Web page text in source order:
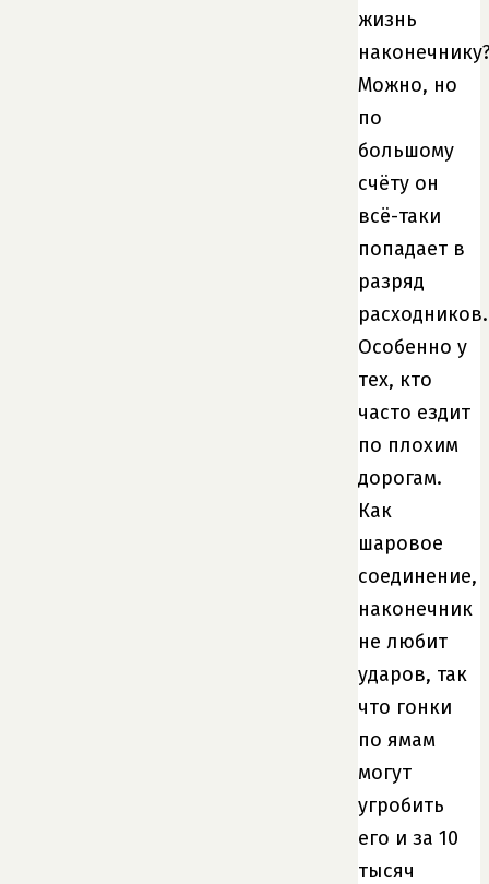
жизнь
Можно, но
по
большому
счёту он
всё-таки
попадает в
разряд
расходников.
Особенно у
тех, кто
часто ездит
по плохим
дорогам.
Как
шаровое
соединение,
наконечник
не любит
ударов, так
что гонки
по ямам
могут
угробить
его и за 10
тысяч